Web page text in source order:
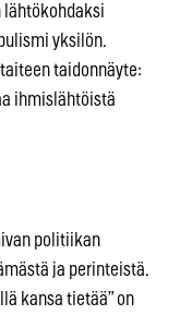
yksilön.
taidonnäyte:
ihmislähtöistä
politiikan
ja perinteistä.
kansa tietää” on